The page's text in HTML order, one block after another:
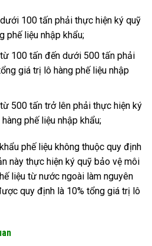
100 tấn phải thực hiện ký quỹ
phế liệu nhập khẩu;
100 tấn đến dưới 500 tấn phải
giá trị lô hàng phế liệu nhập
500 tấn trở lên phải thực hiện ký
phế liệu nhập khẩu;
phế liệu không thuộc quy định
này thực hiện ký quỹ bảo vệ môi
liệu từ nước ngoài làm nguyên
quy định là 10% tổng giá trị lô